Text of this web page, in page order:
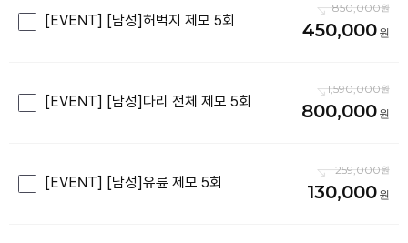
[EVENT] [남성]허벅지 제모 5회
850,000
450,000
[EVENT] [남성]다리 전체 제모 5회
1,590,000
800,000
[EVENT] [남성]유륜 제모 5회
259,000
130,000